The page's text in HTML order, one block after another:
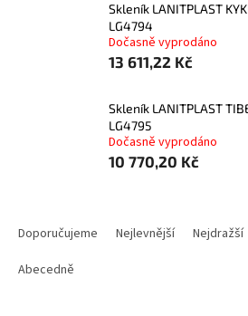
skleník LANITPLAST KYKLOP2 SE 3x4 m PC 6 mm
LG4794
Dočasně vyprodáno
13 611,22 Kč
skleník LANITPLAST TIBERUS SE 3x4 m PC 4 mm
LG4795
Dočasně vyprodáno
10 770,20 Kč
Doporučujeme Nejlevnější Nejdražší
Abecedně